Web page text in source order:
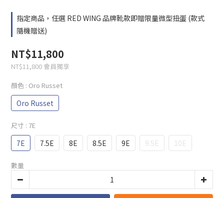
指定商品，任選 RED WING 品牌靴款即贈限量微型扭蛋 (款式
隨機贈送)
NT$11,800
NT$11,800 會員獨享
顏色 : Oro Russet
Oro Russet
尺寸 : 7E
7E 7.5E 8E 8.5E 9E 9.5E 10E
數量